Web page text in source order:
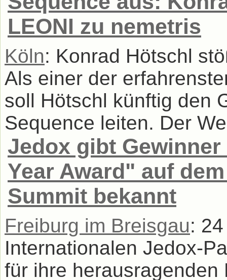
LEONI zu nemetris
Köln: Konrad Hötschl
Als einer der
soll Hötschl künftig den
Sequence leiten. Der
Jedox gibt
Year Award" auf
Summit bekannt
Freiburg im Breisgau:
Internationalen Jedox-
für ihre